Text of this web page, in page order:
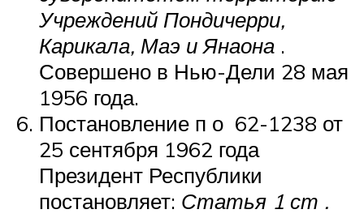
Учреждений Пондичерри,
Карикала, Маэ и Янаона .
Совершено в Нью-Дели 28 мая
1956 года.
Постановление п о 62-1238 от
25 сентября 1962 года
Президент Республики
постановляет: Статья 1 ст .